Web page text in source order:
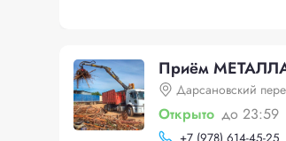
Приём
Дарсановский
Открыто до 23:59